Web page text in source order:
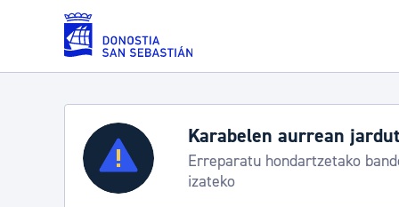
Eduki nagusira joan
Zerbitzuak
Errolda eta gai pertsonalak
Karabelen aurrean
Erreparatu hondartzetako
izateko